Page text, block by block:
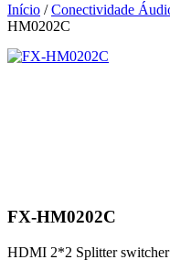
Início /Conectividade
HM0202C
FX-HM0202C
HDMI 2*2 Splitter